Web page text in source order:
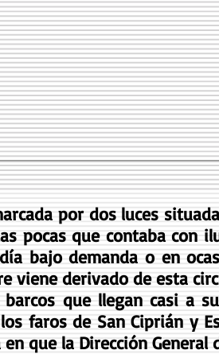
por dos luces
pocas que contaba con
bajo demanda o en
viene derivado de esta
que llegan casi a
faros de San Ciprián y
que la Dirección